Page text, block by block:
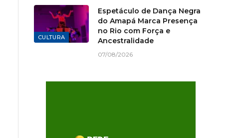
CULTURA
Espetáculo de Dança Negra
do Amapá Marca Presença
no Rio com Força e
Ancestralidade
07/08/2026